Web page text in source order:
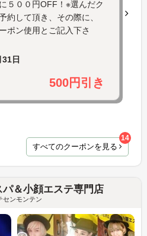
５００円OFF！※選んだク
約して頂き、その際に、
ポン使用とご記入下さ
日
500円引き
すべてのクーポンを見る
14
＆小顔エステ専門店
センモンテン